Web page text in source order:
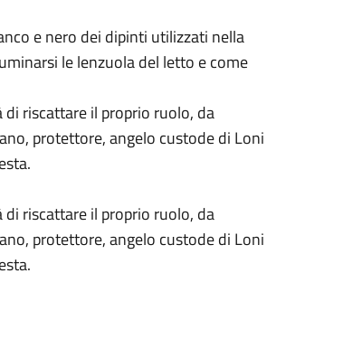
e nero dei dipinti utilizzati nella
le lenzuola del letto e come
riscattare il proprio ruolo, da
protettore, angelo custode di Loni
riscattare il proprio ruolo, da
protettore, angelo custode di Loni